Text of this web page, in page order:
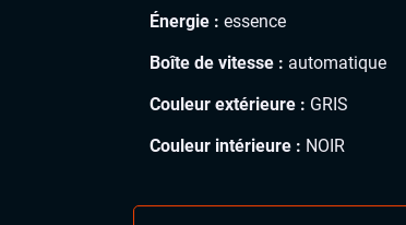
Énergie : essence
Boîte de vitesse : automatique
Couleur extérieure : GRIS
Couleur intérieure : NOIR